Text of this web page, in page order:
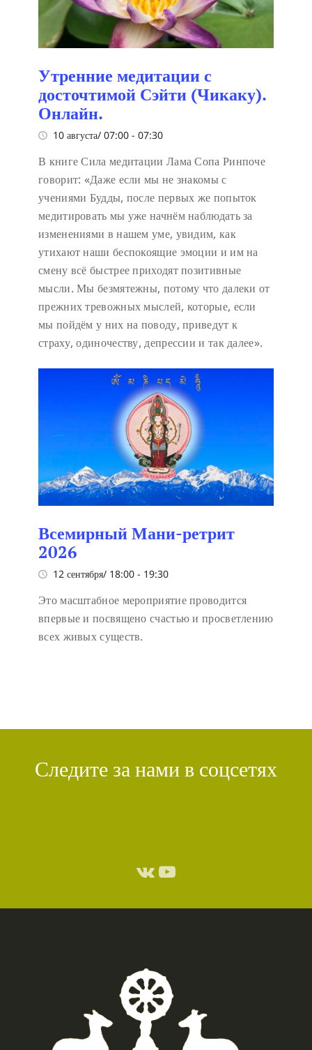
Утренние медитации с
досточтимой Сэйти (Чикаку).
Онлайн.
10 августа/ 07:00 - 07:30
В книге Сила медитации Лама Сопа Ринпоче
говорит: «Даже если мы не знакомы с
учениями Будды, после первых же попыток
медитировать мы уже начнём наблюдать за
изменениями в нашем уме, увидим, как
утихают наши беспокоящие эмоции и им на
смену всё быстрее приходят позитивные
мысли. Мы безмятежны, потому что далеки от
прежних тревожных мыслей, которые, если
мы пойдём у них на поводу, приведут к
страху, одиночеству, депрессии и так далее».
Всемирный Мани-ретрит
2026
12 сентября/ 18:00 - 19:30
Это масштабное мероприятие проводится
впервые и посвящено счастью и просветлению
всех живых существ.
Следите за нами в соцсетях